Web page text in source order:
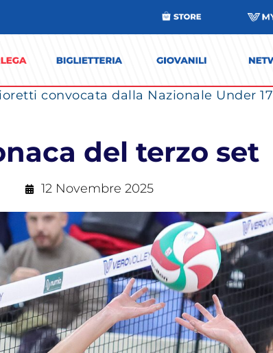
convocata dalla Nazionale Under
del terzo set
12 Novembre 2025